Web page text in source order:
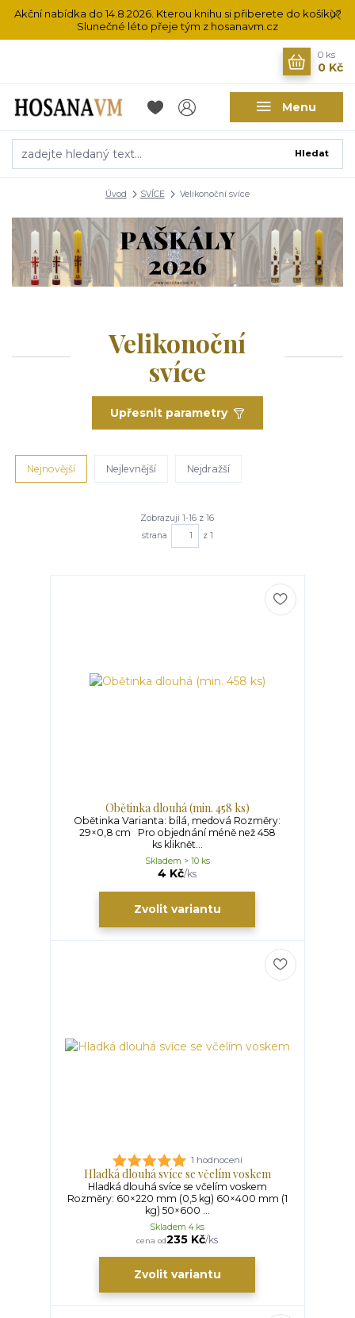
Akční nabídka do 14.8.2026. Kterou knihu si přiberete do košíku?
Slunečné léto přeje tým z hosanavm.cz
Menu
Hledat
0 ks
0 Kč
Úvod SVÍCE Velikonoční svíce
Velikonoční
svíce
Upřesnit parametry
Nejnovější Nejlevnější Nejdražší
Zobrazuji 1-16 z 16
strana
z 1
Obětinka dlouhá (min. 458 ks)
Obětinka Varianta: bílá, medová Rozměry:
29×0,8 cm Pro objednání méně než 458
ks kliknět...
4 Kč/ks
Skladem > 10 ks
Zvolit variantu
1 hodnocení
Hladká dlouhá svíce se včelím voskem
Hladká dlouhá svíce se včelím voskem
Rozměry: 60×220 mm (0,5 kg) 60×400 mm (1
kg) 50×600 ...
cena od235 Kč/ks
Skladem 4 ks
Zvolit variantu